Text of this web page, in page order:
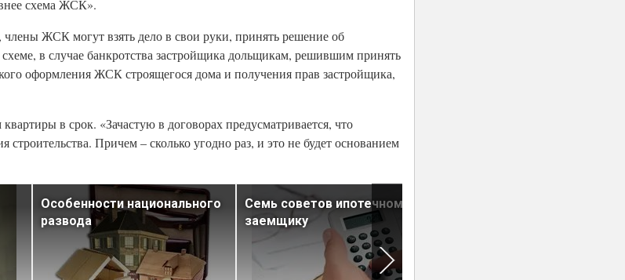
схема ЖСК».
ЖСК могут взять дело в свои руки, принять решение об
в случае банкротства застройщика дольщикам, решившим принять
оформления ЖСК строящегося дома и получения прав застройщика,
в срок. «Зачастую в договорах предусматривается, что
Причем – сколько угодно раз, и это не будет основанием
Особенности национального
развода
Семь советов ипотечному
заемщику